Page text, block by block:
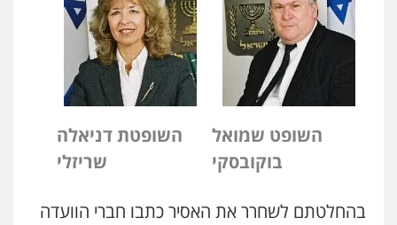
השופט שמואל
בוקובסקי
השופטת דניאלה
שריזלי
בהחלטתם לשחרר את האסיר כתבו חברי הוועדה
ניר קידר – צלם
צילום עורכי דין שירותים מקצועיים לעורכי
דין
0504578527
רונן הלל – מוניטין
מחיקת כתבות מגוגל ודחיקת אזכורים
שליליים
שירותים מקצועיים לעורכי דין